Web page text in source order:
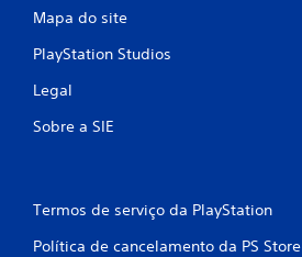
Mapa do site
PlayStation Studios
Legal
Sobre a SIE
Termos de serviço da PlayStation
Política de cancelamento da PS Store